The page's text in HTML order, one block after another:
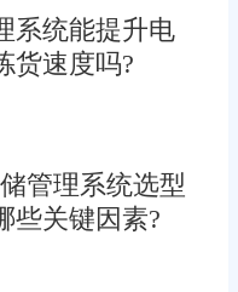
系统能提升电
货速度吗?
管理系统选型
些关键因素?